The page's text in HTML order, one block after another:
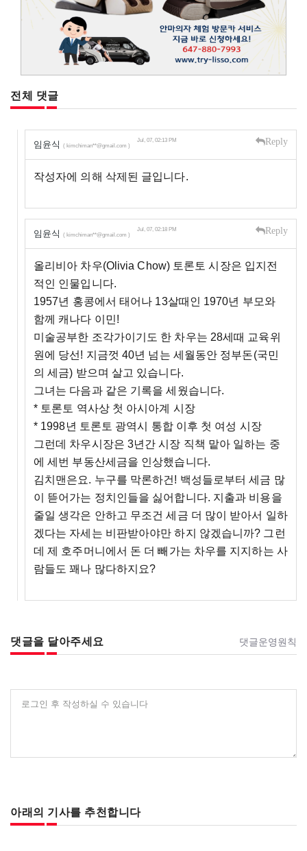
전체 댓글
임윤식 ( kimchiman**@gmail.com )
Jul, 07, 02:13 PM Reply
작성자에 의해 삭제된 글입니다.
임윤식 ( kimchiman**@gmail.com )
Jul, 07, 02:18 PM Reply
올리비아 차우(Olivia Chow) 토론토 시장은 입지전
적인 인물입니다.
1957년 홍콩에서 태어나 13살때인 1970년 부모와
함께 캐나다 이민!
미술공부한 조각가이기도 한 차우는 28세때 교육위
원에 당선! 지금껏 40년 넘는 세월동안 정부돈(국민
의 세금) 받으며 살고 있습니다.
그녀는 다음과 같은 기록을 세웠습니다.
* 토론토 역사상 첫 아시아계 시장
* 1998년 토론토 광역시 통합 이후 첫 여성 시장
그런데 차우시장은 3년간 시장 직책 맡아 일하는 중
에 세번 부동산세금을 인상했습니다.
김치맨은요. 누구를 막론하건! 백성들로부터 세금 많
이 뜯어가는 정치인들을 싫어합니다. 지출과 비용을
줄일 생각은 안하고 무조건 세금 더 많이 받아서 일하
겠다는 자세는 비판받아야만 하지 않겠습니까? 그런
데 제 호주머니에서 돈 더 빼가는 차우를 지지하는 사
람들도 꽤나 많다하지요?
댓글을 달아주세요 댓글운영원칙
로그인 후 작성하실 수 있습니다
아래의 기사를 추천합니다